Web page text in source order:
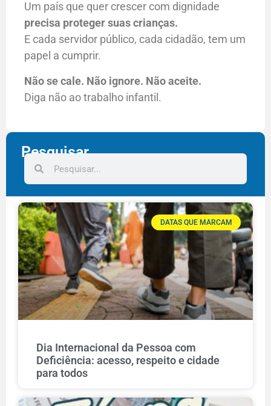
Um país que quer crescer com dignidade
precisa proteger suas crianças.
E cada servidor público, cada cidadão, tem um
papel a cumprir.
Não se cale. Não ignore. Não aceite.
Diga não ao trabalho infantil.
Pesquisar
DATAS QUE MARCAM
Dia Internacional da Pessoa com
Deficiência: acesso, respeito e cidade
para todos